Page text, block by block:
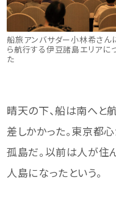
船旅アンバサダー小林希さん
ら航行する伊豆諸島エリアに
た
晴天の下、船は南へと
差しかかった。東京都
孤島だ。以前は人が住
人島になったという。